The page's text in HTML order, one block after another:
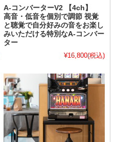
A-コンバーターV2 【4ch】
高音・低音を個別で調節 視覚
と聴覚で自分好みの音をお楽し
みいただける特別なA-コンバー
ター
¥16,800(税込)